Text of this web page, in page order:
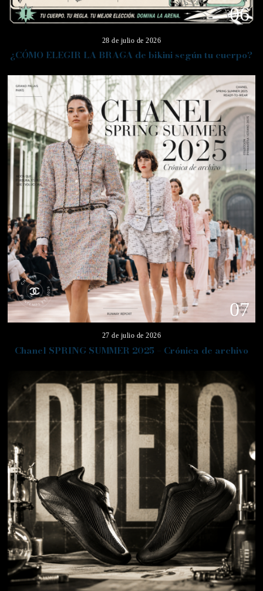
06
28 de julio de 2026
¿CÓMO ELEGIR LA BRAGA de bikini según tu cuerpo?
07
27 de julio de 2026
Chanel SPRING SUMMER 2025 – Crónica de archivo